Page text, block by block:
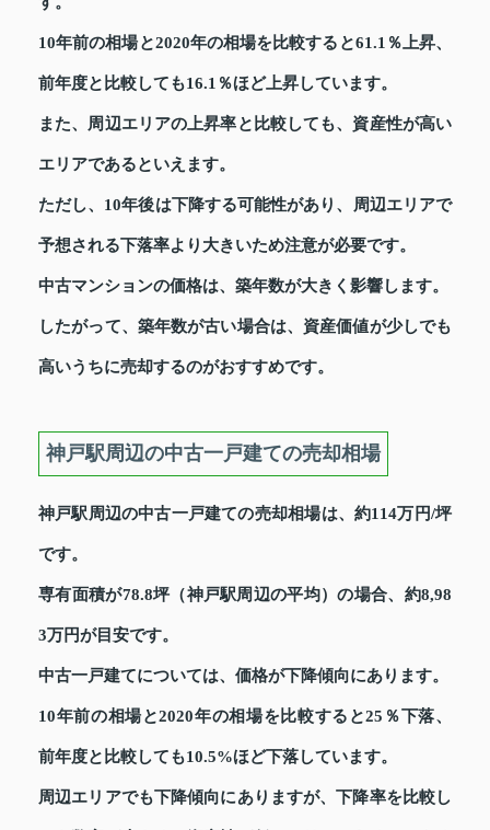
10年前の相場と2020年の相場を比較すると61.1％上昇、
前年度と比較しても16.1％ほど上昇しています。
また、周辺エリアの上昇率と比較しても、資産性が高い
エリアであるといえます。
ただし、10年後は下降する可能性があり、周辺エリアで
予想される下落率より大きいため注意が必要です。
中古マンションの価格は、築年数が大きく影響します。
したがって、築年数が古い場合は、資産価値が少しでも
高いうちに売却するのがおすすめです。
神戸駅周辺の中古一戸建ての売却相場
神戸駅周辺の中古一戸建ての売却相場は、約114万円/坪
です。
専有面積が78.8坪（神戸駅周辺の平均）の場合、約8,98
3万円が目安です。
中古一戸建てについては、価格が下降傾向にあります。
10年前の相場と2020年の相場を比較すると25％下落、
前年度と比較しても10.5%ほど下落しています。
周辺エリアでも下降傾向にありますが、下降率を比較し